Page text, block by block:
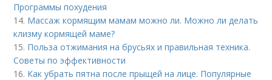
Программы похудения
14. Массаж кормящим мамам можно ли. Можно ли делать
клизму кормящей маме?
15. Польза отжимания на брусьях и правильная техника.
Советы по эффективности
16. Как убрать пятна после прыщей на лице. Популярные